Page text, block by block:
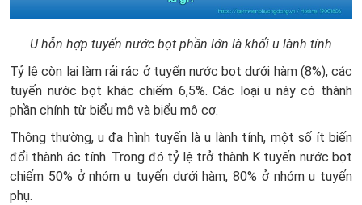
U hỗn hợp tuyến nước bọt phần lớn là khối u lành tính
Tỷ lệ còn lại làm rải rác ở tuyến nước bọt dưới hàm (8%), các
tuyến nước bọt khác chiếm 6,5%. Các loại u này có thành
phần chính từ biểu mô và biểu mô cơ.
Thông thường, u đa hình tuyến là u lành tính, một số ít biến
đổi thành ác tính. Trong đó tỷ lệ trở thành K tuyến nước bọt
chiếm 50% ở nhóm u tuyến dưới hàm, 80% ở nhóm u tuyến
phụ.